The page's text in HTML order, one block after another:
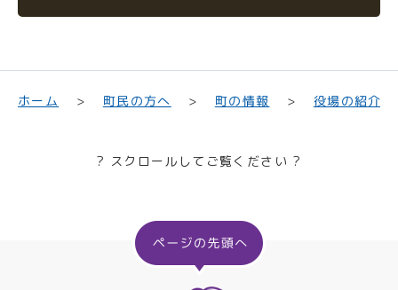
ホーム 町民の方へ 町の情報 役場の紹介
? スクロールしてご覧ください ?